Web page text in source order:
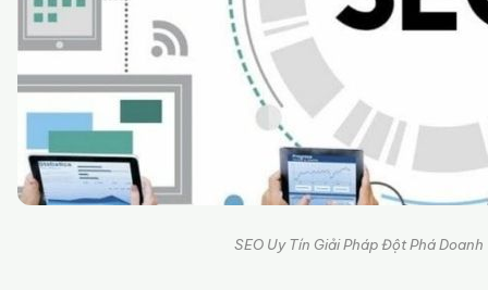
SEO Uy Tín Giải Pháp Đột Phá